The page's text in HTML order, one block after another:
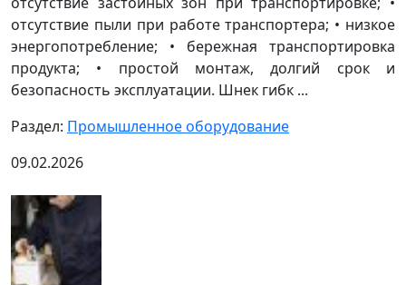
отсутствие пыли при работе транспортера; • низкое
энергопотребление; • бережная транспортировка
продукта; • простой монтаж, долгий срок и
безопасность эксплуатации. Шнек гибк ...
Раздел: Промышленное оборудование
09.02.2026